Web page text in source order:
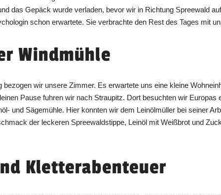
das Gepäck wurde verladen, bevor wir in Richtung Spreewald
schon erwartete. Sie verbrachte den Rest des Tages mit
Windmühle
bezogen wir unsere Zimmer. Es erwartete uns eine kleine
Pause fuhren wir nach Straupitz. Dort besuchten wir Europas
und Sägemühle. Hier konnten wir dem Leinölmüller bei seiner
der leckeren Spreewaldstippe, Leinöl mit Weißbrot und
Kletterabenteuer